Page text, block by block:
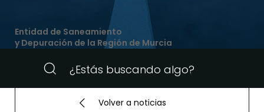
Entidad de Saneamiento
y Depuración de la Región de Murcia
Volver a noticias